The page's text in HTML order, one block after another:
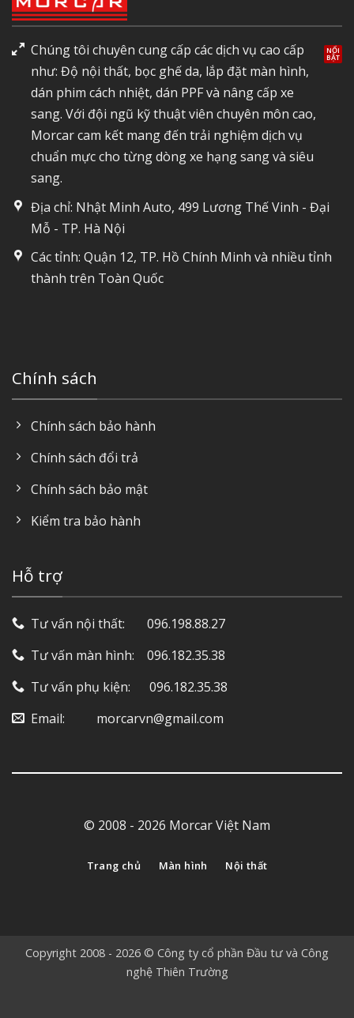
Chúng tôi chuyên cung cấp các dịch vụ cao cấp
như: Độ nội thất, bọc ghế da, lắp đặt màn hình,
dán phim cách nhiệt, dán PPF và nâng cấp xe
sang. Với đội ngũ kỹ thuật viên chuyên môn cao,
Morcar cam kết mang đến trải nghiệm dịch vụ
chuẩn mực cho từng dòng xe hạng sang và siêu
sang.
Địa chỉ: Nhật Minh Auto, 499 Lương Thế Vinh - Đại
Mỗ - TP. Hà Nội
Các tỉnh: Quận 12, TP. Hồ Chính Minh và nhiều tỉnh
thành trên Toàn Quốc
Chính sách
Chính sách bảo hành
Chính sách đổi trả
Chính sách bảo mật
Kiểm tra bảo hành
Hỗ trợ
Tư vấn nội thất: ‎ ‎ ‎ ‎ ‎ ‎ 096.198.88.27
Tư vấn màn hình: ‎ ‎ ‎ 096.182.35.38
Tư vấn phụ kiện: ‎ ‎ ‎ ‎‎ ‎ 096.182.35.38
Email: ‎ ‎ ‎ ‎ ‎ ‎ ‎ ‎ ‎ morcarvn@gmail.com
© 2008 - 2026 Morcar Việt Nam
Trang chủ Màn hình Nội thất
Copyright 2008 - 2026 © Công ty cổ phần Đầu tư và Công
nghệ Thiên Trường